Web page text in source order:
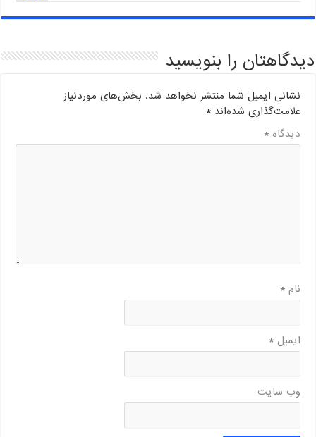
دیدگاهتان را بنویسید
نشانی ایمیل شما منتشر نخواهد شد. بخش‌های موردنیاز
علامت‌گذاری شده‌اند*
دیدگاه*
نام*
ایمیل*
وب‌ سایت